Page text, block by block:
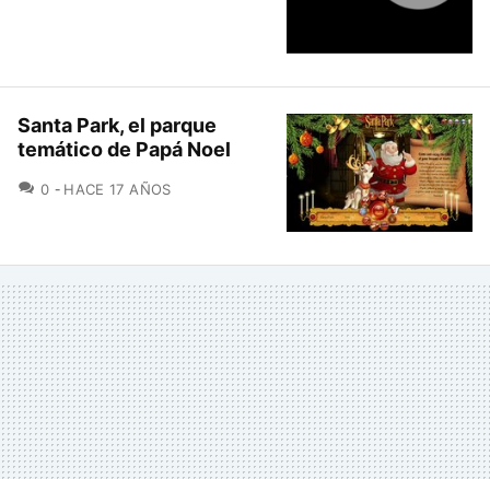
Santa Park, el parque
temático de Papá Noel
0 COMENTARIOS
HACE 17 AÑOS